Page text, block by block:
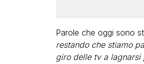
Parole che oggi sono
restando che stiamo
giro delle tv a lagnarsi